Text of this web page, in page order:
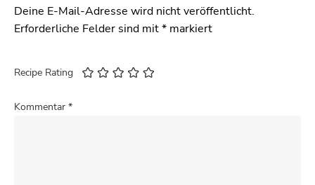
Deine E-Mail-Adresse wird nicht veröffentlicht.
Erforderliche Felder sind mit* markiert
Recipe Rating
Kommentar *